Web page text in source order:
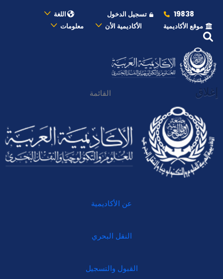
19838 تسجيل الدخول
اللغة
موقع الأكاديمية
الأكاديمية الأن معلومات
إغلاق القائمة
عن الأكاديمية
النقل البحري
القبول والتسجيل